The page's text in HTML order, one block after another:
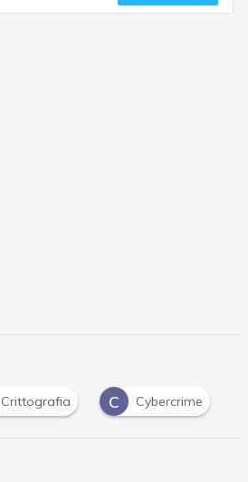
Crittografia C Cybercrime